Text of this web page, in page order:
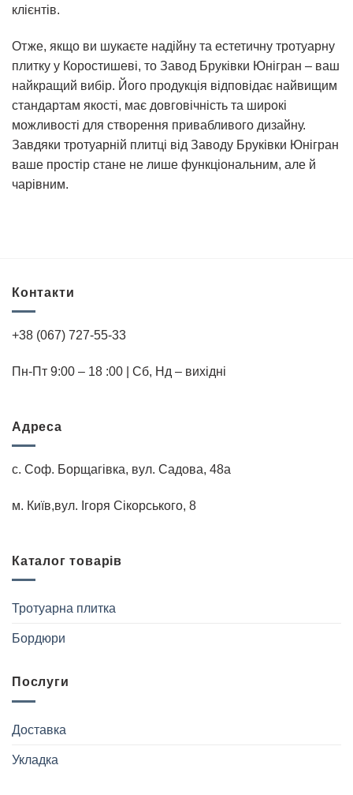
клієнтів.
Отже, якщо ви шукаєте надійну та естетичну тротуарну
плитку у Коростишеві, то Завод Бруківки Юнігран – ваш
найкращий вибір. Його продукція відповідає найвищим
стандартам якості, має довговічність та широкі
можливості для створення привабливого дизайну.
Завдяки тротуарній плитці від Заводу Бруківки Юнігран
ваше простір стане не лише функціональним, але й
чарівним.
Контакти
+38 (067) 727-55-33
Пн-Пт 9:00 – 18 :00 | Cб, Нд – вихідні
Адреса
с. Соф. Борщагівка, вул. Садова, 48а
м. Київ,вул. Iгоря Сiкорського, 8
Каталог товарів
Тротуарна плитка
Бордюри
Послуги
Доставка
Укладка